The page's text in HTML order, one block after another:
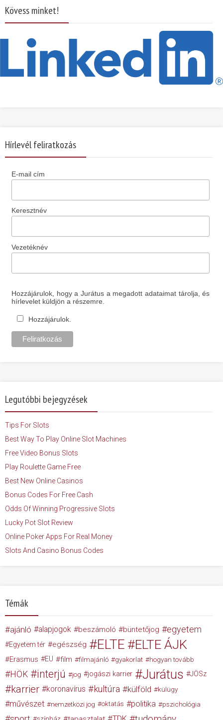
Kövess minket!
Hírlevél feliratkozás
E-mail cím
Keresztnév
Vezetéknév
Hozzájárulok, hogy a Jurátus a megadott adataimat tárolja, és
hírlevelet küldjön a részemre.
Hozzájárulok.
Legutóbbi bejegyzések
Tips For Slots
Best Way To Play Online Slot Machines
Free Video Bonus Slots
Play Roulette Game Free
Best New Online Casinos
Bonus Codes For Free Cash
Odds Of Winning Progressive Slots
Lucky Pot Slot Review
Online Poker Apps For Real Money
Slots And Casino Bonus Codes
Témák
ajánló alapjogok beszámoló büntetőjog egyetem
Egyetem tér egészség ELTE ELTE ÁJK
Erasmus EU film filmajánló gyakorlat hogyan tovább
HÖK interjú jog jogászi karrier Jurátus JÖSz
karrier koronavírus kultúra külföld külügy
művészet nemzetközi jog oktatás politika pszichológia